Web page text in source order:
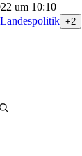
um 10:10
+2